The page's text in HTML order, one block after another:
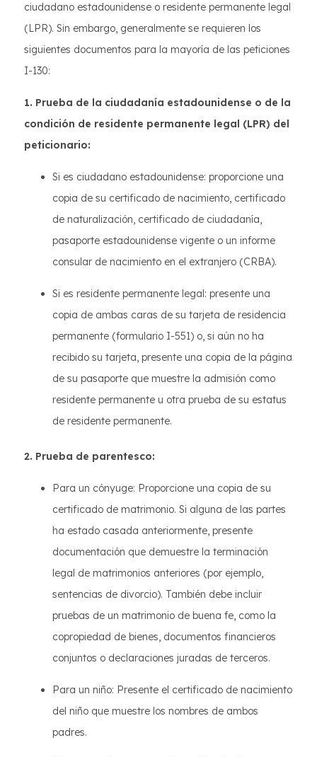
ciudadano estadounidense o residente permanente legal
(LPR). Sin embargo, generalmente se requieren los
siguientes documentos para la mayoría de las peticiones
I-130:
1. Prueba de la ciudadanía estadounidense o de la
condición de residente permanente legal (LPR) del
peticionario:
Si es ciudadano estadounidense: proporcione una
copia de su certificado de nacimiento, certificado
de naturalización, certificado de ciudadanía,
pasaporte estadounidense vigente o un informe
consular de nacimiento en el extranjero (CRBA).
Si es residente permanente legal: presente una
copia de ambas caras de su tarjeta de residencia
permanente (formulario I-551) o, si aún no ha
recibido su tarjeta, presente una copia de la página
de su pasaporte que muestre la admisión como
residente permanente u otra prueba de su estatus
de residente permanente.
2. Prueba de parentesco:
Para un cónyuge: Proporcione una copia de su
certificado de matrimonio. Si alguna de las partes
ha estado casada anteriormente, presente
documentación que demuestre la terminación
legal de matrimonios anteriores (por ejemplo,
sentencias de divorcio). También debe incluir
pruebas de un matrimonio de buena fe, como la
copropiedad de bienes, documentos financieros
conjuntos o declaraciones juradas de terceros.
Para un niño: Presente el certificado de nacimiento
del niño que muestre los nombres de ambos
padres.